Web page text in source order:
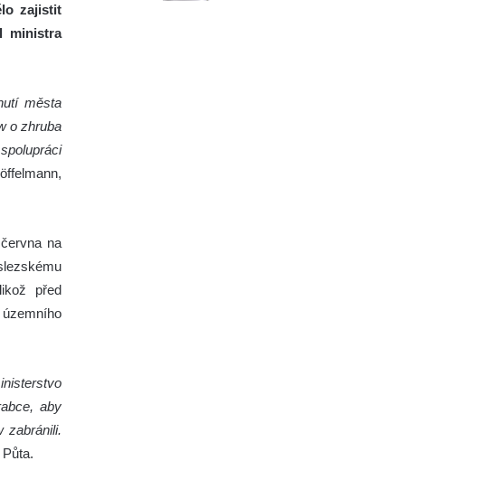
zajistit
ministra
města
o zhruba
na
před
aby
zabránili.